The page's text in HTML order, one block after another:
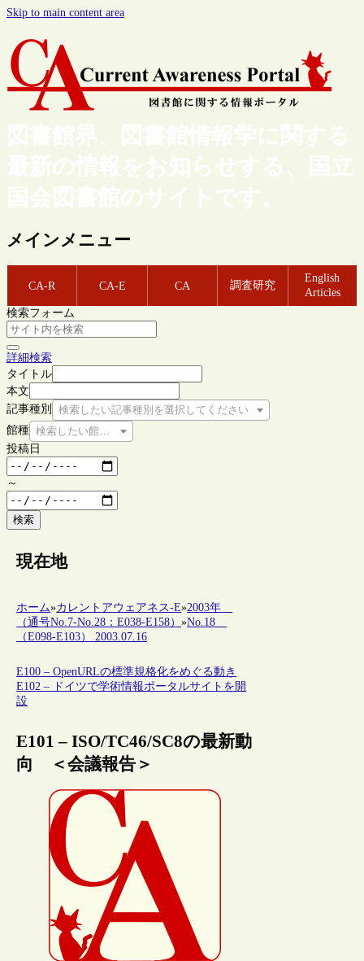
Skip to main content area
図書館界、図書館情報学に関する
最新の情報をお知らせする、国立
国会図書館のサイトです。
メインメニュー
CA-R CA-E CA 調査研究
English
Articles
検索フォーム
詳細検索
タイトル
本文
記事種別
検索したい記事種別を選択してください
館種 検索したい館種を選択してください
投稿日
～
検索
現在地
ホーム»カレントアウェアネス-E»2003年
（通号No.7-No.28：E038-E158）»No.18
（E098-E103） 2003.07.16
E100 – OpenURLの標準規格化をめぐる動き
E102 – ドイツで学術情報ポータルサイトを開
設
E101 – ISO/TC46/SC8の最新動
向 ＜会議報告＞